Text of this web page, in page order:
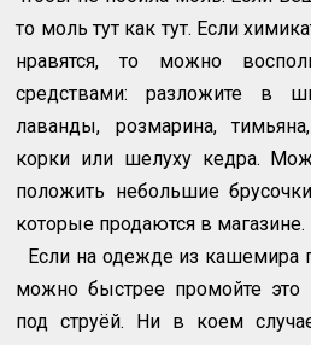
то моль тут как тут. Если
нравятся, то можно
средствами: разложите в
лаванды, розмарина,
корки или шелуху кедра.
положить небольшие
которые продаются в магазине.
Если на одежде из кашемира
можно быстрее промойте это
под струёй. Ни в коем